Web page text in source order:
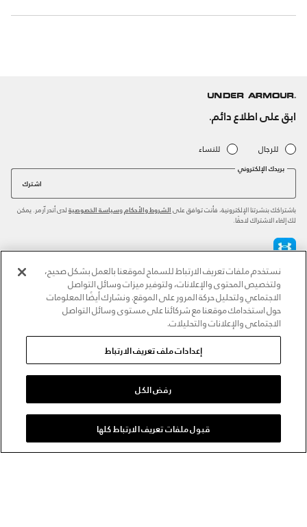
ابق على اطلاع دائم.
للرجال للنساء
بريدك الإلكتروني
اشترك
باشتراكك بنشرتنا الإلكترونية، فأنت توافق على الشروط والأحكام وسياسة الخصوصية لدى أندر آرمر. يمكن
لك إلغاء الاشتراك لاحقًا.
طرق الدفع المعتمدة
نستخدم ملفات تعريف الارتباط للسماح لموقعنا بالعمل بشكل صحيح،
ولتخصيص المحتوى والإعلانات، ولتوفير ميزات وسائل التواصل
الاجتماعي ولتحليل حركة المرور على الموقع. ونشارك أيضًا المعلومات
حول استخدامك موقعنا مع شركائنا على مستوى وسائل التواصل
الاجتماعي والإعلانات والتحليلات.
إعدادات ملف تعريف الارتباط
رفض الكل
قبول ملفات تعريف الارتباط كلها